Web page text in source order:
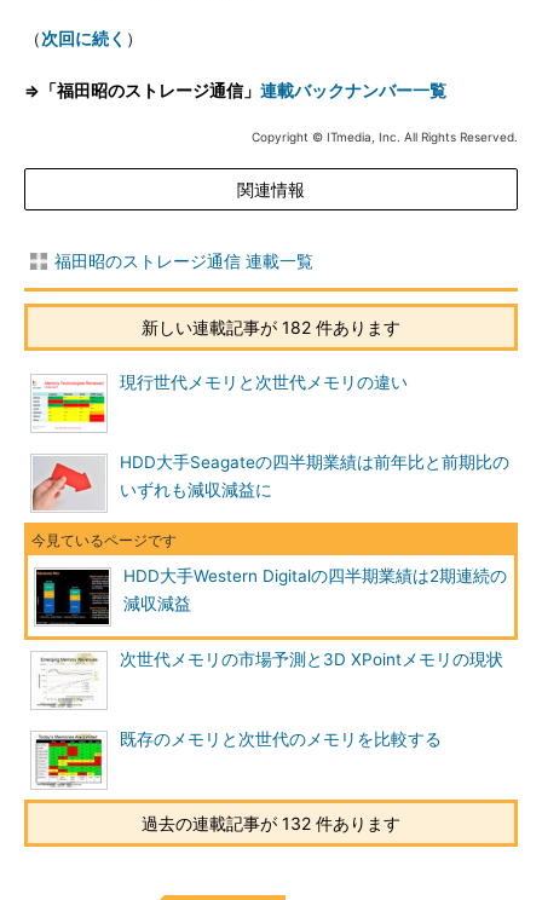
（次回に続く ）
⇒「福田昭のストレージ通信」 連載バックナンバー一覧
Copyright © ITmedia, Inc. All Rights Reserved.
関連情報
福田昭のストレージ通信 連載一覧
新しい連載記事が 182 件あります
現行世代メモリと次世代メモリの違い
HDD大手Seagateの四半期業績は前年比と前期比の
いずれも減収減益に
HDD大手Western Digitalの四半期業績は2期連続の
減収減益
次世代メモリの市場予測と3D XPointメモリの現状
既存のメモリと次世代のメモリを比較する
過去の連載記事が 132 件あります